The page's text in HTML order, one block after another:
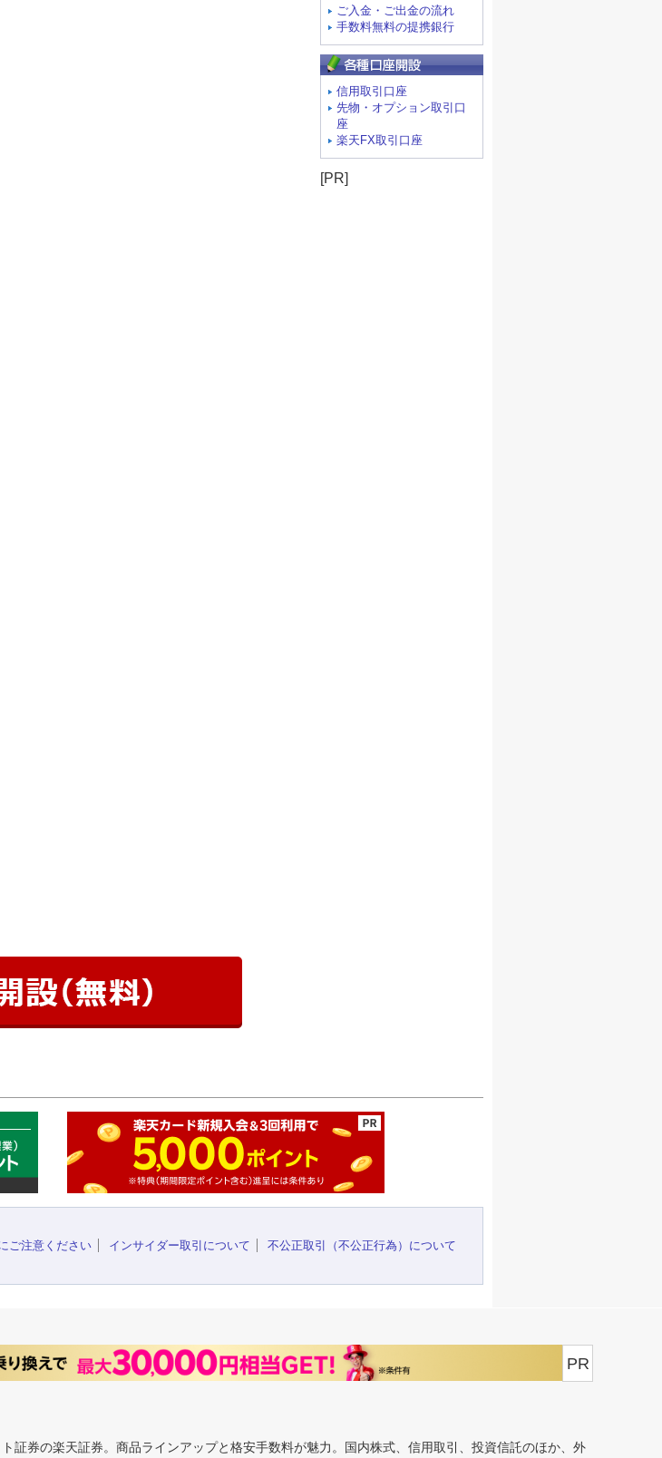
ご入金・ご出金の流れ
手数料無料の提携銀行
信用取引口座
先物・オプション取引口
座
楽天FX取引口座
[PR]
ご注意ください インサイダー取引について
不公正取引（不公正行為）について
PR
証券の楽天証券。商品ラインアップと格安手数料が魅力。国内株式、信用取引、投資信託のほか、外